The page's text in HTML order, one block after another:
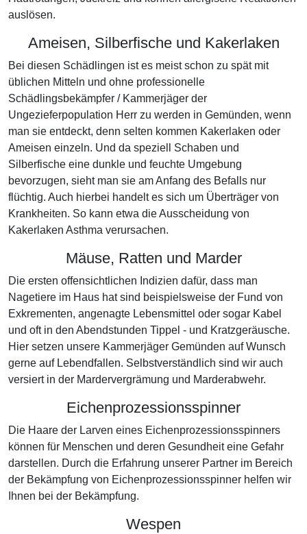
auslösen.
Ameisen, Silberfische und Kakerlaken
Bei diesen Schädlingen ist es meist schon zu spät mit
üblichen Mitteln und ohne professionelle
Schädlingsbekämpfer / Kammerjäger der
Ungezieferpopulation Herr zu werden in Gemünden, wenn
man sie entdeckt, denn selten kommen Kakerlaken oder
Ameisen einzeln. Und da speziell Schaben und
Silberfische eine dunkle und feuchte Umgebung
bevorzugen, sieht man sie am Anfang des Befalls nur
flüchtig. Auch hierbei handelt es sich um Überträger von
Krankheiten. So kann etwa die Ausscheidung von
Kakerlaken Asthma verursachen.
Mäuse, Ratten und Marder
Die ersten offensichtlichen Indizien dafür, dass man
Nagetiere im Haus hat sind beispielsweise der Fund von
Exkrementen, angenagte Lebensmittel oder sogar Kabel
und oft in den Abendstunden Tippel - und Kratzgeräusche.
Hier setzen unsere Kammerjäger Gemünden auf Wunsch
gerne auf Lebendfallen. Selbstverständlich sind wir auch
versiert in der Mardervergrämung und Marderabwehr.
Eichenprozessionsspinner
Die Haare der Larven eines Eichenprozessionsspinners
können für Menschen und deren Gesundheit eine Gefahr
darstellen. Durch die Erfahrung unserer Partner im Bereich
der Bekämpfung von Eichenprozessionsspinner helfen wir
Ihnen bei der Bekämpfung.
Wespen